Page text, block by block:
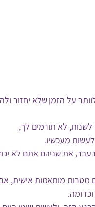
על הזמן שלא יחזור
לא תורמים לך,
מעכשיו.
את שניהם אתם לא
מותאמות אישית,